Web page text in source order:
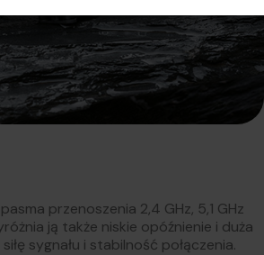
przenoszenia 2,4 GHz, 5,1 GHz
ją także niskie opóźnienie i duża
sygnału i stabilność połączenia.